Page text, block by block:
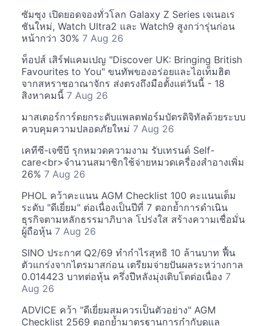
ซัมซุง เปิดยอดจองทั่วโลก Galaxy Z Series เจเนอเร
ชันใหม่, Watch Ultra2 และ Watch9 สูงกว่ารุ่นก่อน
หน้ากว่า 30% 7 Aug 26
ท็อปส์ เสิร์ฟแคมเปญ "Discover UK: Bringing British
Favourites to You" ขนทัพของอร่อยและไอเท็มฮิต
จากสหราชอาณาจักร ส่งตรงถึงมือตั้งแต่วันนี้ - 18
สิงหาคมนี้ 7 Aug 26
มาสเตอร์การ์ดยกระดับแพลตฟอร์มบัตรดิจิทัลด้วยระบบ
ควบคุมความปลอดภัยใหม่ 7 Aug 26
เคทีซี-เจซีบี รุกหมวดความงาม รับเทรนด์ Self-
care<br>จำนวนสมาชิกใช้จ่ายหมวดเครื่องสำอางเพิ่ม
26% 7 Aug 26
PHOL คว้าคะแนน AGM Checklist 100 คะแนนเต็ม
ระดับ "ดีเยี่ยม" ต่อเนื่องเป็นปีที่ 7 ตอกย้ำการดำเนิน
ธุรกิจตามหลักธรรมาภิบาล โปร่งใส สร้างความเชื่อมั่น
ผู้ถือหุ้น 7 Aug 26
SINO ประกาศ Q2/69 ทำกำไรสุทธิ 10 ล้านบาท ฟื้น
ตัวแกร่งจากไตรมาสก่อน เตรียมจ่ายปันผลระหว่างกาล
0.014423 บาทต่อหุ้น ครึ่งปีหลังมุ่งเติบโตต่อเนื่อง 7
Aug 26
ADVICE คว้า "ดีเยี่ยมสมควรเป็นตัวอย่าง" AGM
Checklist 2569 ตอกย้ำมาตรฐานการกำกับดูแล